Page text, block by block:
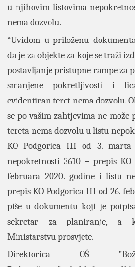
u njihovim listovima
nema dozvolu.
“Uvidom u priloženu
da je za objekte za koje se traži
postavljanje pristupne rampe za
smanjene pokretljivosti i
evidentiran teret nema dozvolu.
se po vašim zahtjevima ne
tereta nema dozvolu u listu
KO Podgorica III od 3. marta
nepokretnosti 3610 − prepis
februara 2020. godine i listu
prepis KO Podgorica III od 26.
piše u dokumentu koji je
sekretar za planiranje, a
Ministarstvu prosvjete.
Direktorica OŠ